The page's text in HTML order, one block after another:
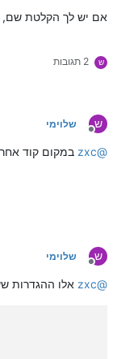
אם יש לך הקלטת שם,
ש 2 תגובות
ש
מנותק
שלוימי
@
zxc במקום קוד
ש
מנותק
שלוימי
@
zxc אלו ההגדרות